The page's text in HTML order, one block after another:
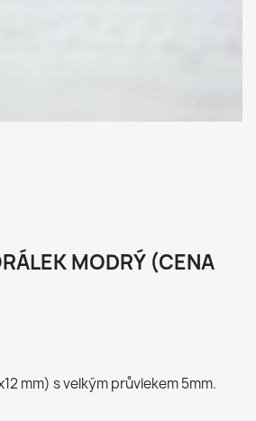
MODRÝ (CENA
mm) s velkým průvlekem 5mm.